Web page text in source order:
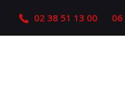
02 38 51 13 00 06